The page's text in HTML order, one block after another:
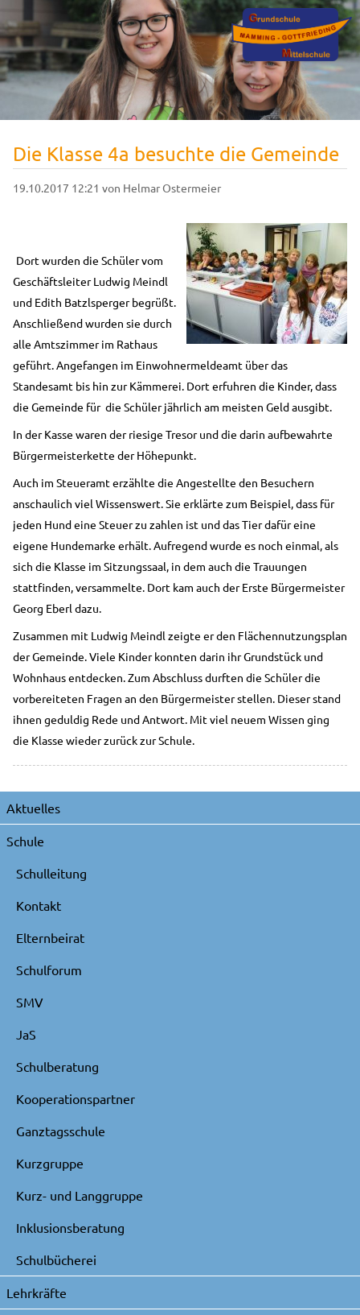
Die Klasse 4a besuchte die Gemeinde
19.10.2017 12:21 von Helmar Ostermeier
Dort wurden die Schüler vom
Geschäftsleiter Ludwig Meindl
und Edith Batzlsperger begrüßt.
Anschließend wurden sie durch
alle Amtszimmer im Rathaus
geführt. Angefangen im Einwohnermeldeamt über das
Standesamt bis hin zur Kämmerei. Dort erfuhren die Kinder, dass
die Gemeinde für die Schüler jährlich am meisten Geld ausgibt.
In der Kasse waren der riesige Tresor und die darin aufbewahrte
Bürgermeisterkette der Höhepunkt.
Auch im Steueramt erzählte die Angestellte den Besuchern
anschaulich viel Wissenswert. Sie erklärte zum Beispiel, dass für
jeden Hund eine Steuer zu zahlen ist und das Tier dafür eine
eigene Hundemarke erhält. Aufregend wurde es noch einmal, als
sich die Klasse im Sitzungssaal, in dem auch die Trauungen
stattfinden, versammelte. Dort kam auch der Erste Bürgermeister
Georg Eberl dazu.
Zusammen mit Ludwig Meindl zeigte er den Flächennutzungsplan
der Gemeinde. Viele Kinder konnten darin ihr Grundstück und
Wohnhaus entdecken. Zum Abschluss durften die Schüler die
vorbereiteten Fragen an den Bürgermeister stellen. Dieser stand
ihnen geduldig Rede und Antwort. Mit viel neuem Wissen ging
die Klasse wieder zurück zur Schule.
Navigation
Aktuelles
Schule
Schulleitung
Kontakt
Elternbeirat
Schulforum
SMV
JaS
Schulberatung
Kooperationspartner
Ganztagsschule
Kurzgruppe
Kurz- und Langgruppe
Inklusionsberatung
Schulbücherei
Lehrkräfte